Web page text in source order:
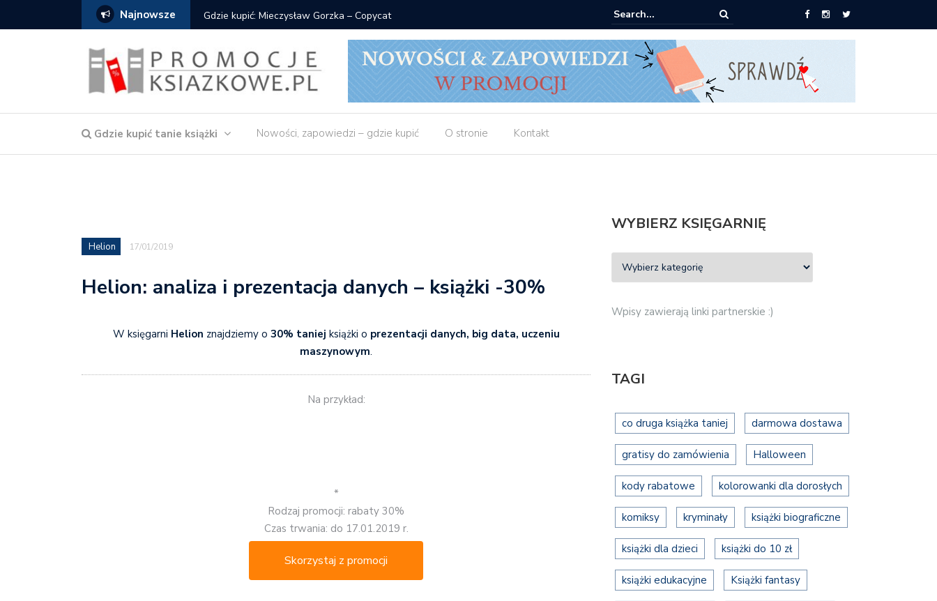
Najnowsze Gdzie kupić: Mieczysław Gorzka – Copycat Znak: książki od 2,90 zł do zamówienia
Gdzie kupić tanie książki Nowości, zapowiedzi – gdzie kupić O stronie Kontakt
Helion 17/01/2019
Helion: analiza i prezentacja danych – książki -30%
W księgarni Helion znajdziemy o 30% taniej książki o prezentacji danych, big data, uczeniu
maszynowym.
Na przykład:
*
Rodzaj promocji: rabaty 30%
Czas trwania: do 17.01.2019 r.
Skorzystaj z promocji
WYBIERZ KSIĘGARNIĘ
Wpisy zawierają linki partnerskie :)
TAGI
co druga książka taniej darmowa dostawa
gratisy do zamówienia Halloween
kody rabatowe kolorowanki dla dorosłych
komiksy kryminały książki biograficzne
książki dla dzieci książki do 10 zł
książki edukacyjne Książki fantasy